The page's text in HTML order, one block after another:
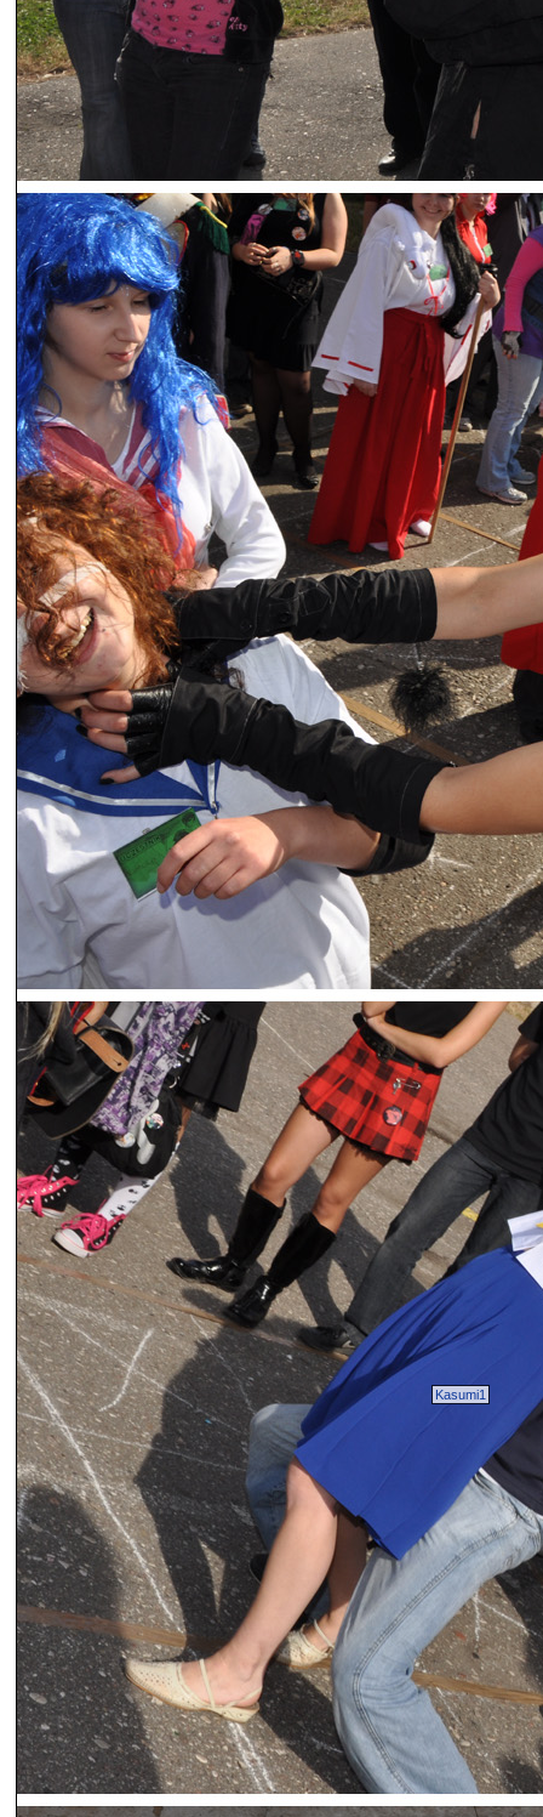
Kasumi1